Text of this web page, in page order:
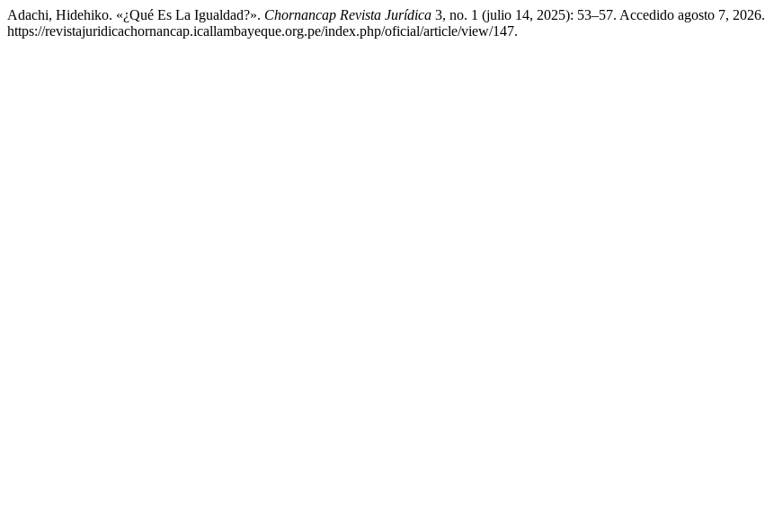
Adachi, Hidehiko. «¿Qué Es La Igualdad?». Chornancap Revista Jurídica 3, no. 1 (julio 14, 2025): 53–57. Accedido agosto 7, 2026.
https://revistajuridicachornancap.icallambayeque.org.pe/index.php/oficial/article/view/147.